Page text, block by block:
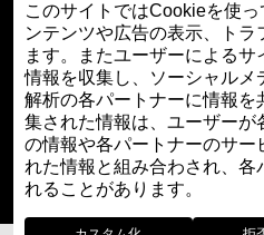
このサイトではCookieを使
ンテンツや広告の表示、ト
ます。またユーザーによる
情報を収集し、ソーシャルメ
解析の各パートナーに情報を
集された情報は、ユーザー
の情報や各パートナーのサー
れた情報と組み合わされ、各
れることがあります。
DRAGON AUTOMATON JOHN
HOWE 2022